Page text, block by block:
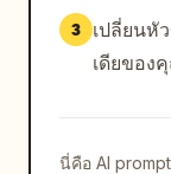
ต้น"},{"title":"
ได้","icon":"ไ
มิ้นต์อ่อน
มนสีชมพูอ่อน
3
เปลี่ยนหั
เดียของ
นี่คือ AI